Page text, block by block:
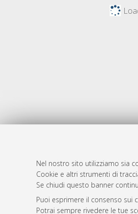
Nel nostro sito utilizziamo sia
Cookie e altri strumenti di
Se chiudi questo banner
Puoi esprimere il consenso sui
Potrai sempre rivedere le tue
Atom
Rss 1.0